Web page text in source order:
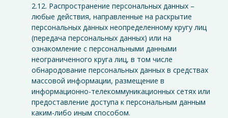
2.12. Распространение персональных данных –
любые действия, направленные на раскрытие
персональных данных неопределенному кругу лиц
(передача персональных данных) или на
ознакомление с персональными данными
неограниченного круга лиц, в том числе
обнародование персональных данных в средствах
массовой информации, размещение в
информационно-телекоммуникационных сетях или
предоставление доступа к персональным данным
каким-либо иным способом.